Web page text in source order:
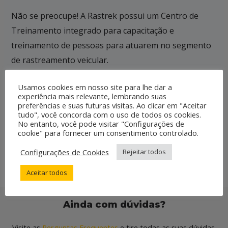
Não se preocupe! A Rastrek possui um Centro de
Treinamento integrado para capacitação e
treinamento de pessoas para atuarem no segmento
de rastreamento veicular.
O que mais terei que adquirir para começar
a trabalhar?
Com a infraestrutura lógica que a Rastrek
montará para mim, que tipo de cliente
poderei atender?
Ainda com dúvidas?
Usamos cookies em nosso site para lhe dar a
experiência mais relevante, lembrando suas
preferências e suas futuras visitas. Ao clicar em "Aceitar
tudo", você concorda com o uso de todos os cookies.
No entanto, você pode visitar "Configurações de
cookie" para fornecer um consentimento controlado.
Configurações de Cookies
Rejeitar todos
Aceitar todos